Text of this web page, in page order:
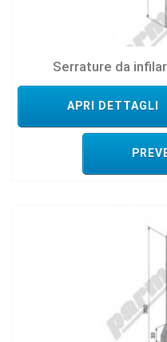
Serrature da
APRI DETTAGLI